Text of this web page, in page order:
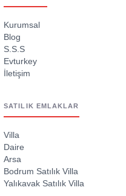
Kurumsal
Blog
S.S.S
Evturkey
İletişim
SATILIK EMLAKLAR
Villa
Daire
Arsa
Bodrum Satılık Villa
Yalıkavak Satılık Villa